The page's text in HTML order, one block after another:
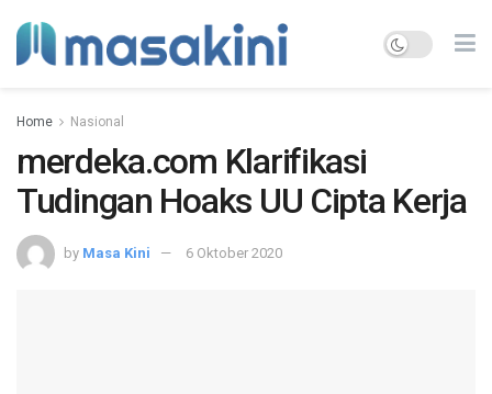
Home Nasional
merdeka.com Klarifikasi
Tudingan Hoaks UU Cipta Kerja
by Masa Kini 6 Oktober 2020